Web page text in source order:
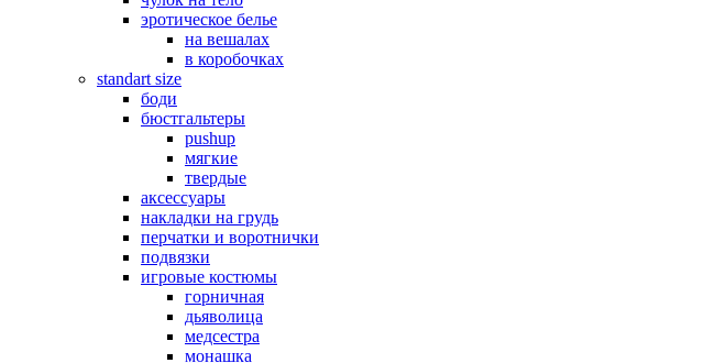
эротическое белье
на вешалах
в коробочках
standart size
боди
бюстгальтеры
pushup
мягкие
твердые
аксессуары
накладки на грудь
перчатки и воротнички
подвязки
игровые костюмы
горничная
дьяволица
медсестра
монашка